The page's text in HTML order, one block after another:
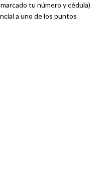
tu número y cédula)
a uno de los puntos